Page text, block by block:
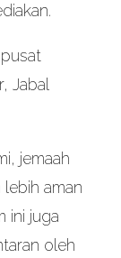
Jabal
jemaah
aman
ini juga
oleh